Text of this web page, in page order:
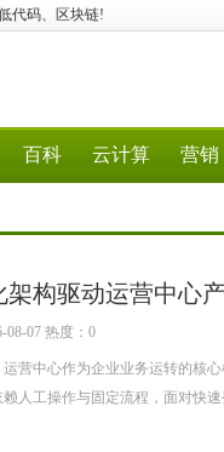
代码、区块链!
百科 云计算 营销
构驱动运营中心
08-07 热度：0
中心作为企业业务运转的核心
人工操作与固定流程，面对快